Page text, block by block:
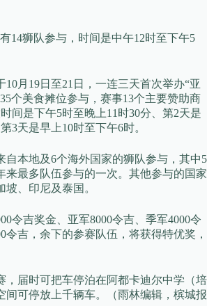
14狮队参与，时间是中午12时至下午5
10月19日至21日，一连三天首次举办“亚
个美食摊位参与，赛事13个主要赞助商
间是下午5时至晚上11时30分、第2天是
3天是早上10时至下午6时。
自本地及6个海外国家的狮队参与，其中5
来最多队伍参与的一次。其他参与的国家
、印尼及泰国。
令吉奖金、亚军8000令吉、季军4000令
令吉，余下的参赛队伍，将获得特优奖，
，届时可把车停泊在阿都卡迪尔中学（培
间可停放上千辆车。（雨林编辑，槟城报